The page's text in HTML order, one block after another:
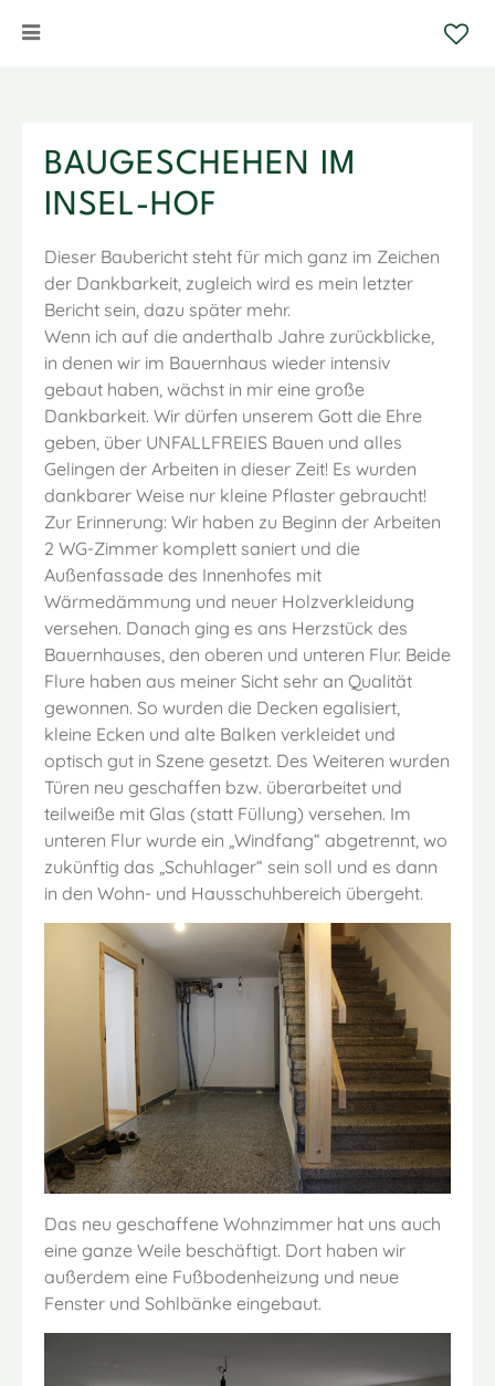
BAUGESCHEHEN IM
INSEL-HOF
Dieser Baubericht steht für mich ganz im Zeichen
der Dankbarkeit, zugleich wird es mein letzter
Bericht sein, dazu später mehr.
Wenn ich auf die anderthalb Jahre zurückblicke,
in denen wir im Bauernhaus wieder intensiv
gebaut haben, wächst in mir eine große
Dankbarkeit. Wir dürfen unserem Gott die Ehre
geben, über UNFALLFREIES Bauen und alles
Gelingen der Arbeiten in dieser Zeit! Es wurden
dankbarer Weise nur kleine Pflaster gebraucht!
Zur Erinnerung: Wir haben zu Beginn der Arbeiten
2 WG-Zimmer komplett saniert und die
Außenfassade des Innenhofes mit
Wärmedämmung und neuer Holzverkleidung
versehen. Danach ging es ans Herzstück des
Bauernhauses, den oberen und unteren Flur. Beide
Flure haben aus meiner Sicht sehr an Qualität
gewonnen. So wurden die Decken egalisiert,
kleine Ecken und alte Balken verkleidet und
optisch gut in Szene gesetzt. Des Weiteren wurden
Türen neu geschaffen bzw. überarbeitet und
teilweiße mit Glas (statt Füllung) versehen. Im
unteren Flur wurde ein „Windfang“ abgetrennt, wo
zukünftig das „Schuhlager“ sein soll und es dann
in den Wohn- und Hausschuhbereich übergeht.
Das neu geschaffene Wohnzimmer hat uns auch
eine ganze Weile beschäftigt. Dort haben wir
außerdem eine Fußbodenheizung und neue
Fenster und Sohlbänke eingebaut.